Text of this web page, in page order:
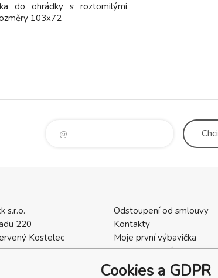
do ohrádky s roztomilými
103x72
Chci
s.r.o.
220
Kostelec
Odstoupení od smlouvy
Kontakty
Moje první výbavička
Ceny dopravného
Vrácení zboží / Reklamace
Cookies a GDPR